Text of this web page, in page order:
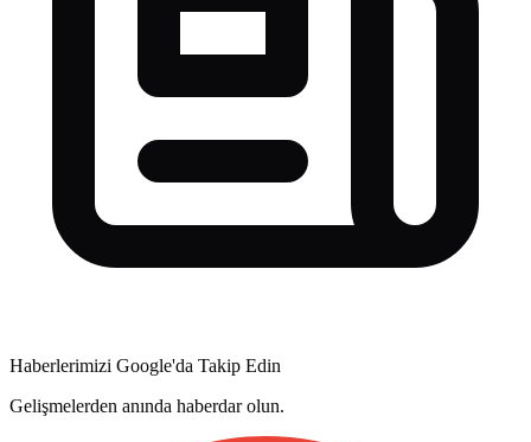
Haberlerimizi Google'da Takip Edin
Gelişmelerden anında haberdar olun.